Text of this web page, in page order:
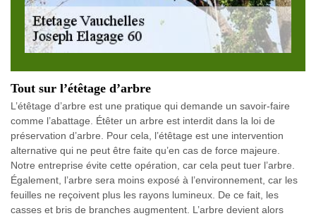
Tout sur l’étêtage d’arbre
L’étêtage d’arbre est une pratique qui demande un savoir-faire
comme l’abattage. Étêter un arbre est interdit dans la loi de
préservation d’arbre. Pour cela, l’étêtage est une intervention
alternative qui ne peut être faite qu’en cas de force majeure.
Notre entreprise évite cette opération, car cela peut tuer l’arbre.
Également, l’arbre sera moins exposé à l’environnement, car les
feuilles ne reçoivent plus les rayons lumineux. De ce fait, les
casses et bris de branches augmentent. L’arbre devient alors